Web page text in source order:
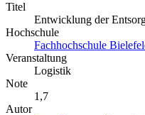
Titel
Entwicklung der
Hochschule
Fachhochschule
Veranstaltung
Logistik
Note
1,7
Autor